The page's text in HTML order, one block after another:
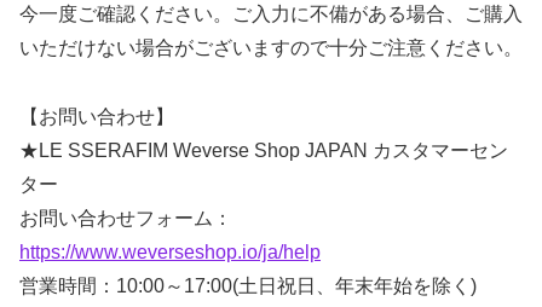
今一度ご確認ください。ご入力に不備がある場合、ご購入
いただけない場合がございますので十分ご注意ください。
【お問い合わせ】
★LE SSERAFIM Weverse Shop JAPAN カスタマーセン
ター
お問い合わせフォーム：
https://www.weverseshop.io/ja/help
営業時間：10:00～17:00(土日祝日、年末年始を除く)